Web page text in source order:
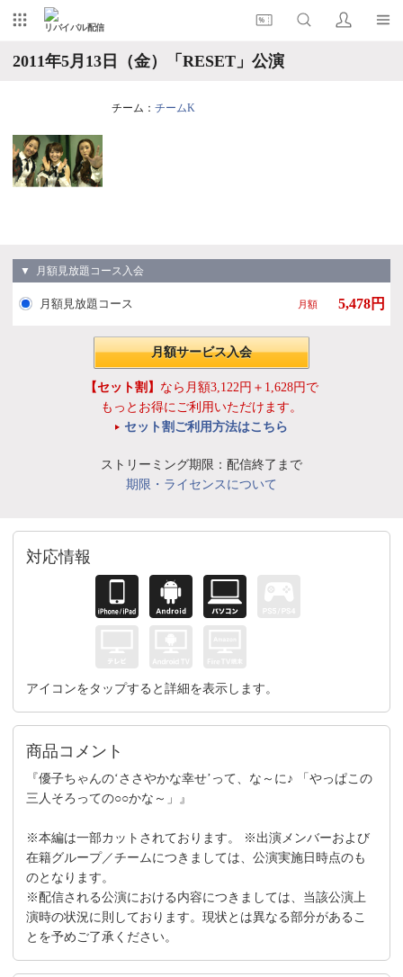
リバイバル配信
2011年5月13日（金）「RESET」公演
チーム： チームK
▼ 月額見放題コース入会
月額見放題コース 月額 5,478円
月額サービス入会
【セット割】 なら月額3,122円＋1,628円で
もっとお得にご利用いただけます。
セット割ご利用方法はこちら
ストリーミング期限：配信終了まで
期限・ライセンスについて
対応情報
アイコンをタップすると詳細を表示します。
商品コメント
『優子ちゃんの‘ささやかな幸せ’って、な～に♪ 「やっぱこの
三人そろっての○○かな～」』
※本編は一部カットされております。 ※出演メンバーおよび
在籍グループ／チームにつきましては、公演実施日時点のも
のとなります。
※配信される公演における内容につきましては、当該公演上
演時の状況に則しております。現状とは異なる部分があるこ
とを予めご了承ください。